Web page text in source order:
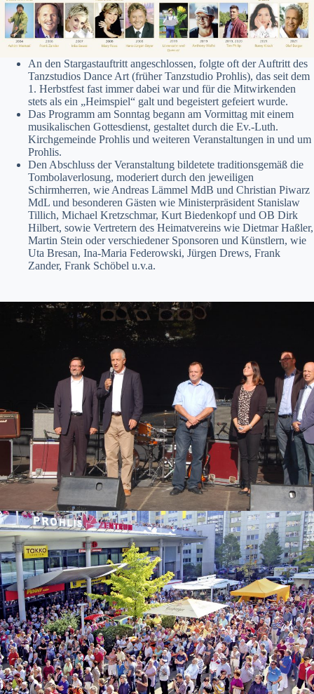
An den Stargastauftritt angeschlossen, folgte oft der Auftritt des
Tanzstudios Dance Art (früher Tanzstudio Prohlis), das seit dem
1. Herbstfest fast immer dabei war und für die Mitwirkenden
stets als ein „Heimspiel“ galt und begeistert gefeiert wurde.
Das Programm am Sonntag begann am Vormittag mit einem
musikalischen Gottesdienst, gestaltet durch die Ev.-Luth.
Kirchgemeinde Prohlis und weiteren Veranstaltungen in und um
Prohlis.
Den Abschluss der Veranstaltung bildetete traditionsgemäß die
Tombolaverlosung, moderiert durch den jeweiligen
Schirmherren, wie Andreas Lämmel MdB und Christian Piwarz
MdL und besonderen Gästen wie Ministerpräsident Stanislaw
Tillich, Michael Kretzschmar, Kurt Biedenkopf und OB Dirk
Hilbert, sowie Vertretern des Heimatvereins wie Dietmar Haßler,
Martin Stein oder verschiedener Sponsoren und Künstlern, wie
Uta Bresan, Ina-Maria Federowski, Jürgen Drews, Frank
Zander, Frank Schöbel u.v.a.